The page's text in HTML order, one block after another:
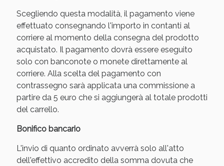
Scegliendo questa modalità, il pagamento viene
effettuato consegnando l'importo in contanti al
corriere al momento della consegna del prodotto
acquistato. Il pagamento dovrà essere eseguito
solo con banconote o monete direttamente al
corriere. Alla scelta del pagamento con
contrassegno sarà applicata una commissione a
partire da 5 euro che si aggiungerà al totale prodotti
del carrello.
Bonifico bancario
L'invio di quanto ordinato avverrà solo all'atto
dell'effettivo accredito della somma dovuta che